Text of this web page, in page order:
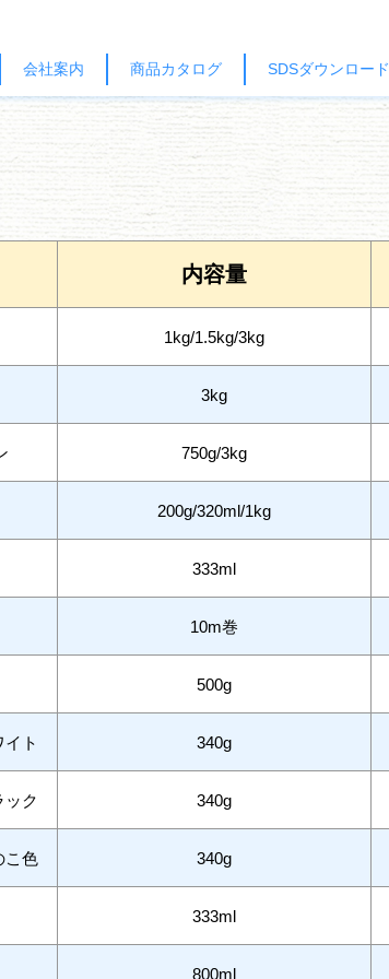
会社案内 商品カタログ SDSダウンロード
内容量
1kg/1.5kg/3kg
3kg
750g/3kg
200g/320ml/1kg
333ml
10m巻
500g
ト 340g
ック 340g
こ色 340g
333ml
800ml